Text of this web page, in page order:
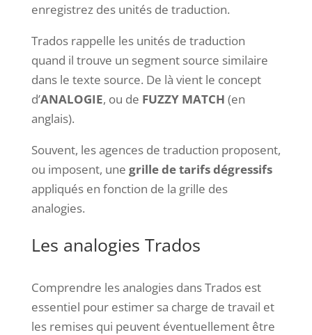
enregistrez des unités de traduction.
Trados rappelle les unités de traduction
quand il trouve un segment source similaire
dans le texte source. De là vient le concept
d’ANALOGIE, ou de FUZZY MATCH (en
anglais).
Souvent, les agences de traduction proposent,
ou imposent, une grille de tarifsdégressifs
appliqués en fonction de la grille des
analogies.
Les analogies Trados
Comprendre les analogies dans Trados est
essentiel pour estimer sa charge de travail et
les remises qui peuvent éventuellement être